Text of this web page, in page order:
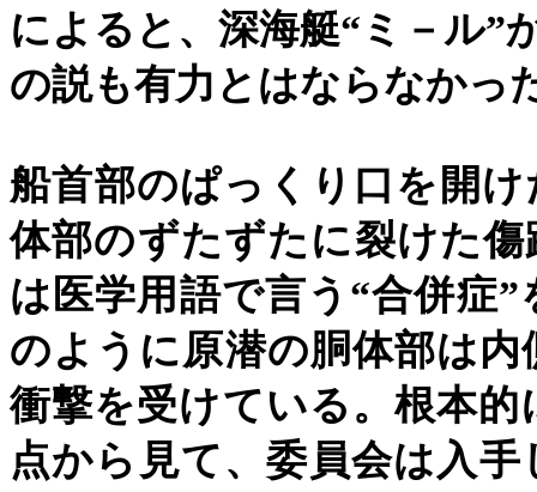
によると、深海艇“ ミ－ル”
の説も有力とはならなかっ
船首部のぱっくり口を開
体部のずたずたに裂けた
は医学用語で言う “合併症”
のように原潜の胴体部は
衝撃を受けている。根本
点から見て、委員会は入